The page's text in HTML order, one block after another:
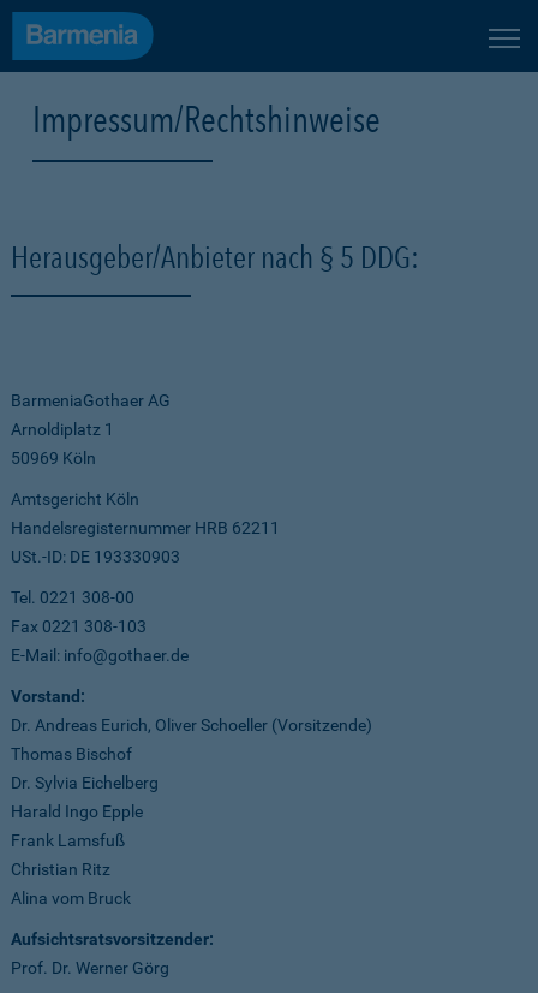
Impressum/Rechtshinweise
Herausgeber/Anbieter nach § 5 DDG:
BarmeniaGothaer AG
Arnoldiplatz 1
50969 Köln
Amtsgericht Köln
Handelsregisternummer HRB 62211
USt.-ID: DE 193330903
Tel. 0221 308-00
Fax 0221 308-103
E-Mail: info@gothaer.de
Vorstand:
Dr. Andreas Eurich, Oliver Schoeller (Vorsitzende)
Thomas Bischof
Dr. Sylvia Eichelberg
Harald Ingo Epple
Frank Lamsfuß
Christian Ritz
Alina vom Bruck
Aufsichtsratsvorsitzender:
Prof. Dr. Werner Görg